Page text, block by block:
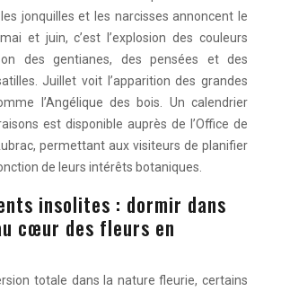
jonquilles et les narcisses annoncent le
et juin, c’est l’explosion des couleurs
des gentianes, des pensées et des
Juillet voit l’apparition des grandes
l’Angélique des bois. Un calendrier
est disponible auprès de l’Office de
permettant aux visiteurs de planifier
de leurs intérêts botaniques.
insolites : dormir dans
cœur des fleurs en
totale dans la nature fleurie, certains